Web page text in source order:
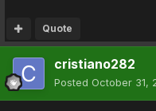
Quote
cristiano282
Posted October 31,